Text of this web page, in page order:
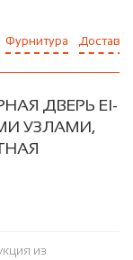
Фурнитура Доставка
ДВЕРЬ EI-
УЗЛАМИ,
из